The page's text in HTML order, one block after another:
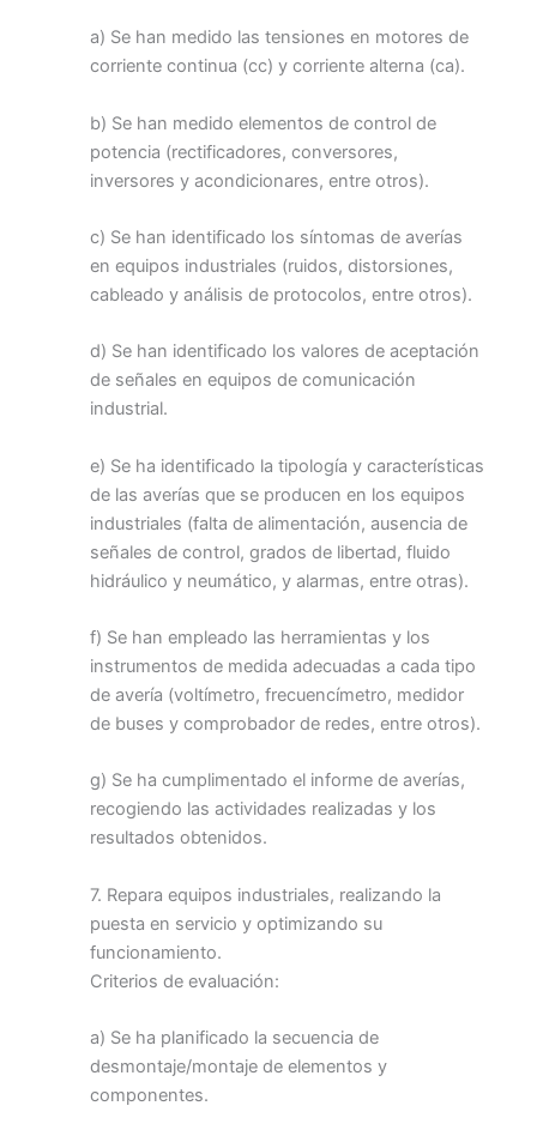
a) Se han medido las tensiones en motores de
corriente continua (cc) y corriente alterna (ca).
b) Se han medido elementos de control de
potencia (rectificadores, conversores,
inversores y acondicionares, entre otros).
c) Se han identificado los síntomas de averías
en equipos industriales (ruidos, distorsiones,
cableado y análisis de protocolos, entre otros).
d) Se han identificado los valores de aceptación
de señales en equipos de comunicación
industrial.
e) Se ha identificado la tipología y características
de las averías que se producen en los equipos
industriales (falta de alimentación, ausencia de
señales de control, grados de libertad, fluido
hidráulico y neumático, y alarmas, entre otras).
f) Se han empleado las herramientas y los
instrumentos de medida adecuadas a cada tipo
de avería (voltímetro, frecuencímetro, medidor
de buses y comprobador de redes, entre otros).
g) Se ha cumplimentado el informe de averías,
recogiendo las actividades realizadas y los
resultados obtenidos.
7. Repara equipos industriales, realizando la
puesta en servicio y optimizando su
funcionamiento.
Criterios de evaluación:
a) Se ha planificado la secuencia de
desmontaje/montaje de elementos y
componentes.